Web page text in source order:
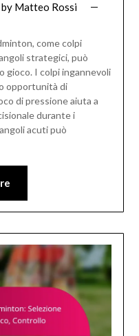
by Matteo Rossi
come colpi
strategici, può
gioco. I colpi ingannevoli
opportunità di
di pressione aiuta a
durante i
acuti può